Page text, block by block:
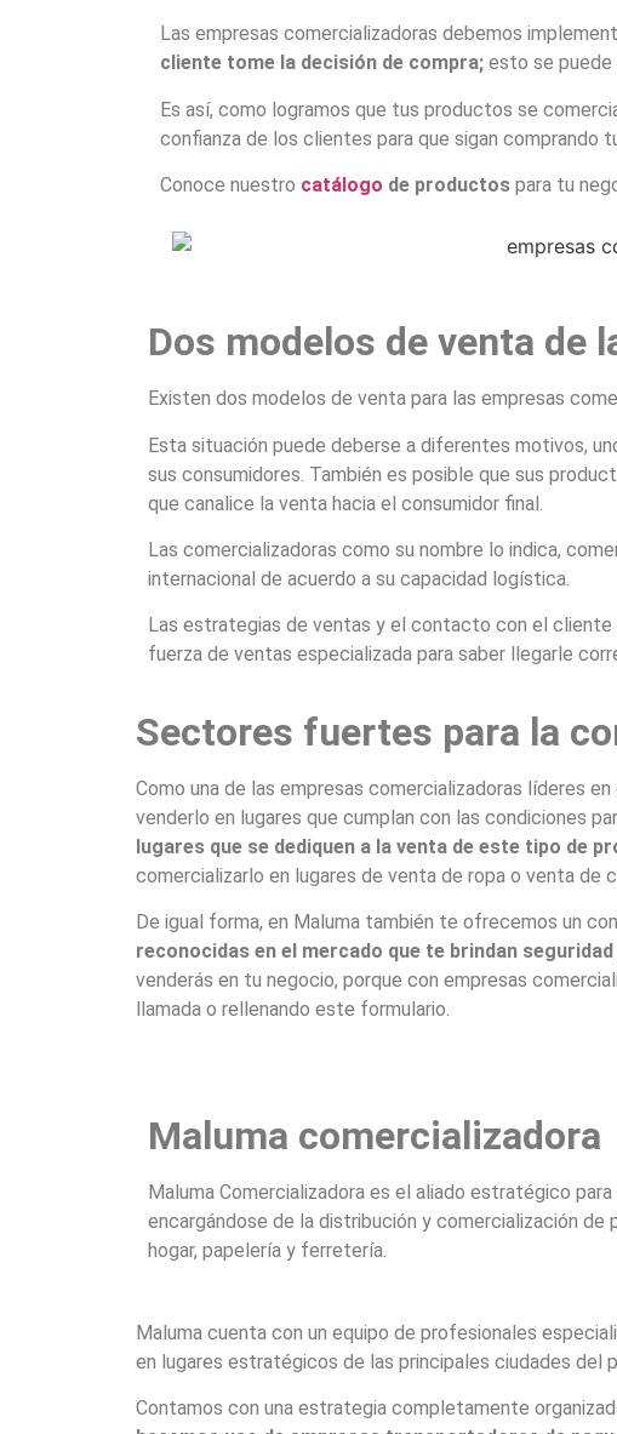
Las empresas comercializadoras debemos
cliente tome la decisión de compra; esto se puede
Es así, como logramos que tus productos se
confianza de los clientes para que sigan comprando
Conoce nuestro catálogo de productos para tu
Dos modelos de venta de
Existen dos modelos de venta para las empresas
Esta situación puede deberse a diferentes motivos,
sus consumidores. También es posible que sus
que canalice la venta hacia el consumidor final.
Las comercializadoras como su nombre lo indica,
internacional de acuerdo a su capacidad logística.
Las estrategias de ventas y el contacto con el
fuerza de ventas especializada para saber llegarle
Sectores fuertes para la
Como una de las empresas comercializadoras líderes
venderlo en lugares que cumplan con las condiciones
lugares que se dediquen a la venta de este tipo de
comercializarlo en lugares de venta de ropa o venta de
De igual forma, en Maluma también te ofrecemos un
reconocidas en el mercado que te brindan seguridad
venderás en tu negocio, porque con empresas
llamada o rellenando este formulario.
Maluma comercializadora
Maluma Comercializadora es el aliado estratégico para
encargándose de la distribución y comercialización de
hogar, papelería y ferretería.
Maluma cuenta con un equipo de profesionales
en lugares estratégicos de las principales ciudades del
Contamos con una estrategia completamente